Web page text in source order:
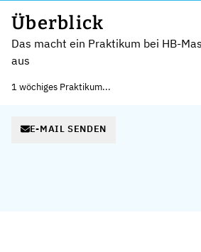
Überblick
Das macht ein Praktikum bei HB-
aus
1 wöchiges Praktikum...
E-MAIL SENDEN